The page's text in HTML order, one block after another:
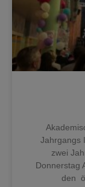
Jahrgangs
zwei
Donnerstag
den